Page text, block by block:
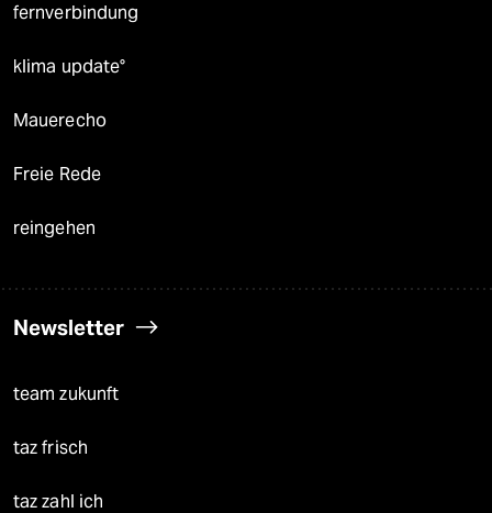
fernverbindung
klima update°
Mauerecho
Freie Rede
reingehen
Newsletter
team zukunft
taz frisch
taz zahl ich